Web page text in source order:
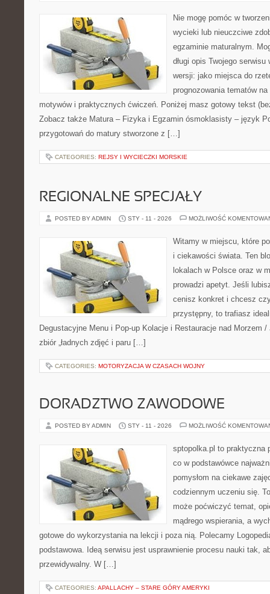
Nie mogę pomóc w
wycieki lub nieuczciwe
egzaminie maturalnym.
długi opis Twojego
wersji: jako miejsca do
prognozowania tematów
motywów i praktycznych ćwiczeń. Poniżej masz gotowy tekst
Zobacz także Matura – Fizyka i Egzamin ósmoklasisty – język
przygotowań do matury stworzone z […]
CATEGORIES: REJSY I WYCIECZKI MORSKIE
REGIONALNE SPECJAŁY
POSTED BY ADMIN STY - 11 - 2026 MOŻLIWOŚĆ
Witamy w miejscu, które
i ciekawości świata. Ten
lokalach w Polsce oraz w
prowadzi apetyt. Jeśli
cenisz konkret i chcesz
przystępny, to trafiasz
Degustacyjne Menu i Pop-up Kolacje i Restauracje nad Morzem
zbiór „ładnych zdjęć i paru […]
CATEGORIES: MOTORYZACJA W CZASACH WOJNY
DORADZTWO ZAWODOWE
POSTED BY ADMIN STY - 11 - 2026 MOŻLIWOŚĆ
sptopolka.pl to praktyczna
co w podstawówce
pomysłom na ciekawe
codziennym uczeniu się.
może poćwiczyć temat,
mądrego wspierania, a
gotowe do wykorzystania na lekcji i poza nią. Polecamy
podstawowa. Ideą serwisu jest usprawnienie procesu nauki tak,
przewidywalny. W […]
CATEGORIES: APALLACHY – STARE GÓRY AMERYKI